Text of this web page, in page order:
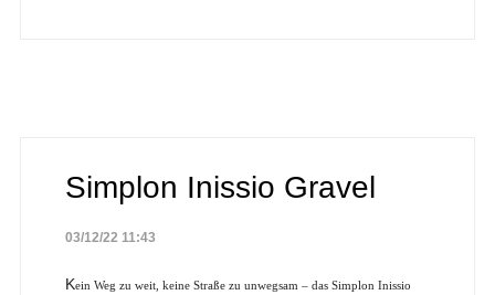
Simplon Inissio Gravel
03/12/22 11:43
Kein Weg zu weit, keine Straße zu unwegsam – das Simplon Inissio